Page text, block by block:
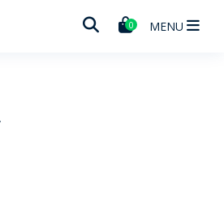
0 MENU